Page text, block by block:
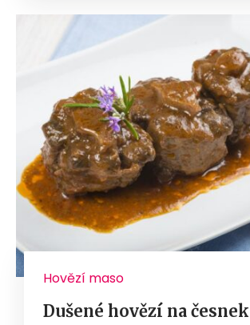
Hovězí maso
Dušené hovězí na